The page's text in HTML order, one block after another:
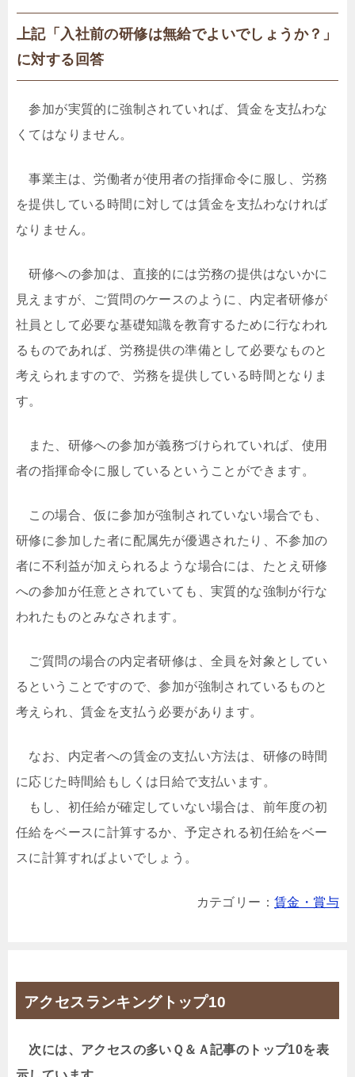
上記「入社前の研修は無給でよいでしょうか？」
に対する回答
参加が実質的に強制されていれば、賃金を支払わな
くてはなりません。
事業主は、労働者が使用者の指揮命令に服し、労務
を提供している時間に対しては賃金を支払わなければ
なりません。
研修への参加は、直接的には労務の提供はないかに
見えますが、ご質問のケースのように、内定者研修が
社員として必要な基礎知識を教育するために行なわれ
るものであれば、労務提供の準備として必要なものと
考えられますので、労務を提供している時間となりま
す。
また、研修への参加が義務づけられていれば、使用
者の指揮命令に服しているということができます。
この場合、仮に参加が強制されていない場合でも、
研修に参加した者に配属先が優遇されたり、不参加の
者に不利益が加えられるような場合には、たとえ研修
への参加が任意とされていても、実質的な強制が行な
われたものとみなされます。
ご質問の場合の内定者研修は、全員を対象としてい
るということですので、参加が強制されているものと
考えられ、賃金を支払う必要があります。
なお、内定者への賃金の支払い方法は、研修の時間
に応じた時間給もしくは日給で支払います。
もし、初任給が確定していない場合は、前年度の初
任給をベースに計算するか、予定される初任給をベー
スに計算すればよいでしょう。
カテゴリー： 賃金・賞与
アクセスランキングトップ10
次には、アクセスの多いＱ＆Ａ記事のトップ10を表